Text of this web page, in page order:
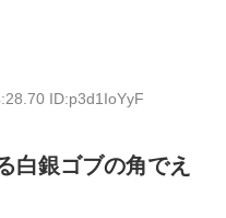
ID:p3d1IoYyF
白銀ゴブの角でえ